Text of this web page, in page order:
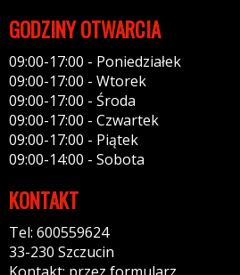
GODZINY OTWARCIA
09:00-17:00 - Poniedziałek
09:00-17:00 - Wtorek
09:00-17:00 - Środa
09:00-17:00 - Czwartek
09:00-17:00 - Piątek
09:00-14:00 - Sobota
KONTAKT
Tel: 600559624
33-230 Szczucin